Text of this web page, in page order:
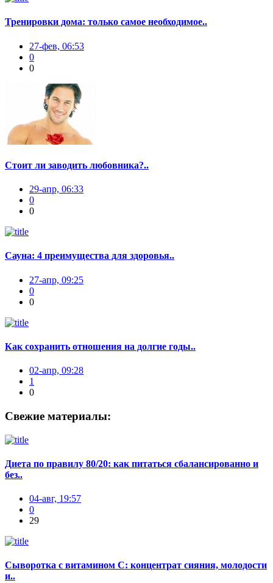
Тренировки дома: только самое необходимое..
27-фев, 06:53
0
0
Стоит ли заводить любовника?..
29-апр, 06:33
0
0
Сауна: 4 преимущества для здоровья..
27-апр, 09:25
0
0
Как сохранить отношения на долгие годы..
02-апр, 09:28
1
0
Свежие материалы:
Диета по правилу 80/20: как питаться сбалансированно и
без..
04-авг, 19:57
0
29
Сыворотка с витамином С: концентрат сияния, молодости
и..